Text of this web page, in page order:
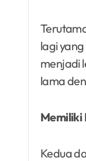
lagi
menjadi
lama
Memiliki
Kedua